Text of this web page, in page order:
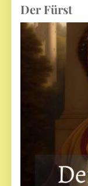
Der Fürst